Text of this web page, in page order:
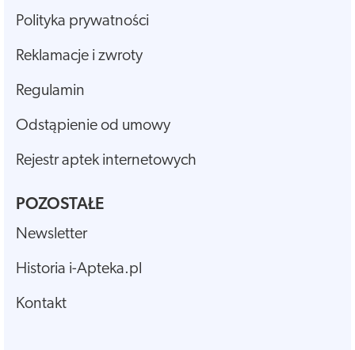
Polityka prywatności
Reklamacje i zwroty
Regulamin
Odstąpienie od umowy
Rejestr aptek internetowych
POZOSTAŁE
Newsletter
Historia i-Apteka.pl
Kontakt